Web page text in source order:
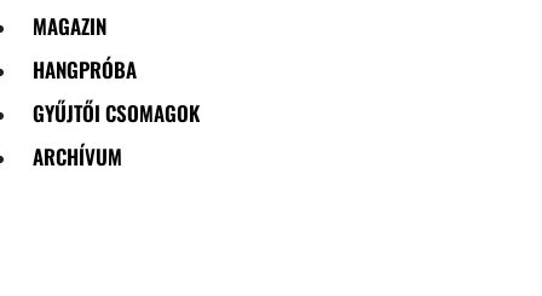
MAGAZIN
HANGPRÓBA
GYŰJTŐI CSOMAGOK
ARCHÍVUM